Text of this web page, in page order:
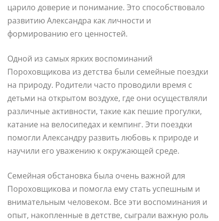
царило доверие и понимание. Это способствовало
развитию Александра как личности и
формированию его ценностей.
Одной из самых ярких воспоминаний
Пороховщикова из детства были семейные поездки
на природу. Родители часто проводили время с
детьми на открытом воздухе, где они осуществляли
различные активности, такие как пешие прогулки,
катание на велосипедах и кемпинг. Эти поездки
помогли Александру развить любовь к природе и
научили его уважению к окружающей среде.
Семейная обстановка была очень важной для
Пороховщикова и помогла ему стать успешным и
внимательным человеком. Все эти воспоминания и
опыт, накопленные в детстве, сыграли важную роль